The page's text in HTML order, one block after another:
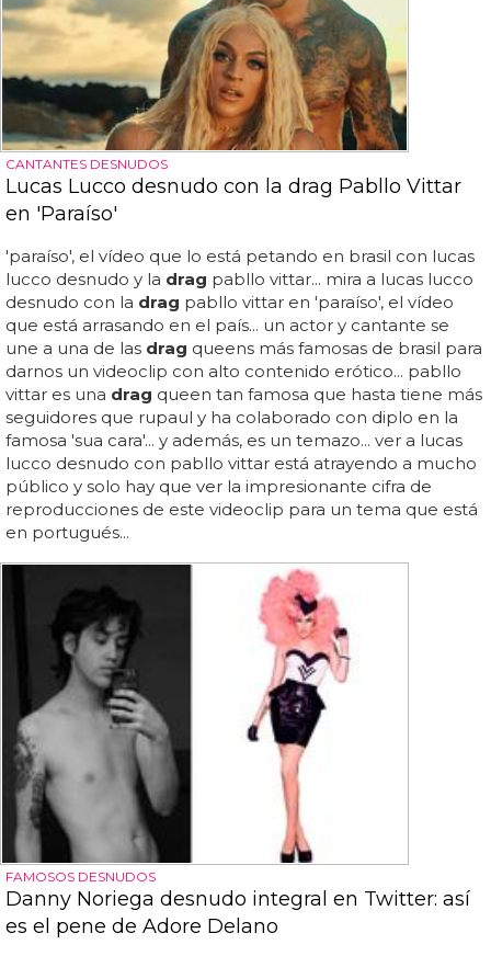
CANTANTES DESNUDOS
Lucas Lucco desnudo con la drag Pabllo Vittar
en 'Paraíso'
'paraíso', el vídeo que lo está petando en brasil con lucas
lucco desnudo y la drag pabllo vittar... mira a lucas lucco
desnudo con la drag pabllo vittar en 'paraíso', el vídeo
que está arrasando en el país... un actor y cantante se
une a una de las drag queens más famosas de brasil para
darnos un videoclip con alto contenido erótico... pabllo
vittar es una drag queen tan famosa que hasta tiene más
seguidores que rupaul y ha colaborado con diplo en la
famosa 'sua cara'... y además, es un temazo... ver a lucas
lucco desnudo con pabllo vittar está atrayendo a mucho
público y solo hay que ver la impresionante cifra de
reproducciones de este videoclip para un tema que está
en portugués...
FAMOSOS DESNUDOS
Danny Noriega desnudo integral en Twitter: así
es el pene de Adore Delano